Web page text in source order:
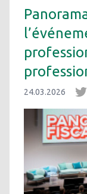
24.03.2026